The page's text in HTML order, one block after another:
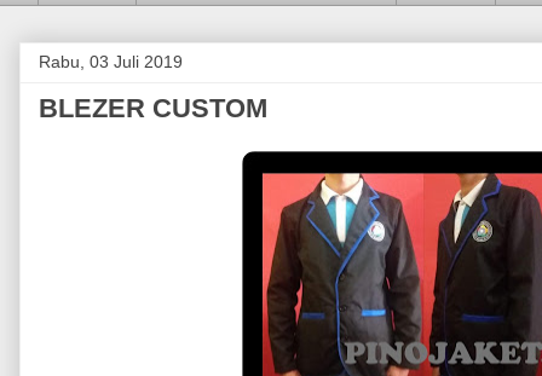
Rabu, 03 Juli 2019
BLEZER CUSTOM